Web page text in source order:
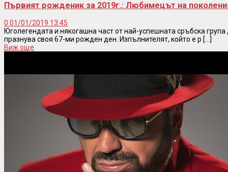
Първият рожденик за 2019г.: Любимецът на
0 01/01/2019 13:45
Юголегендата и някогашна част от най-успешната сръбска
празнува своя 67-ми рожден ден. Изпълнителят, който е р [...]
Виж още